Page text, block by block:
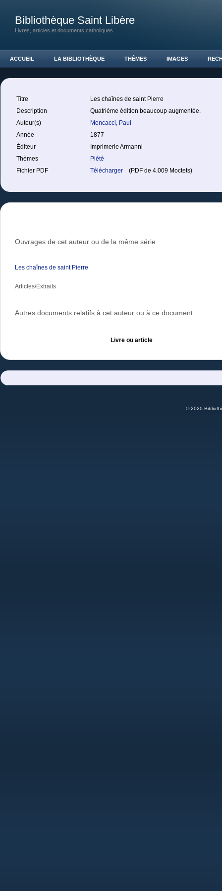
Bibliothèque Saint Libère
Livres, articles et documents catholiques
ACCUEIL LA BIBLIOTHÈQUE THÈMES IMAGES
Titre
Les chaînes de saint Pierre
Description
Quatrième édition beaucoup augmentée.
Auteur(s)
Mencacci, Paul
Année
1877
Éditeur
Imprimerie Armanni
Thèmes
Piété
Fichier PDF
Télécharger (PDF de 4.009 Moctets)
Ouvrages de cet auteur ou de la même série
Les chaînes de saint Pierre
Articles/Extraits
Autres documents relatifs à cet auteur ou à ce document
Livre ou article
© 2020